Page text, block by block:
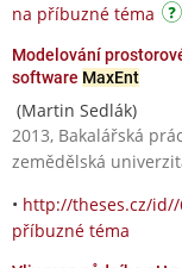
na příbuzné téma
Modelování
software MaxEnt
(Martin Sedlák)
2013, Bakalářská
zemědělská
• http://theses.cz/
příbuzné téma